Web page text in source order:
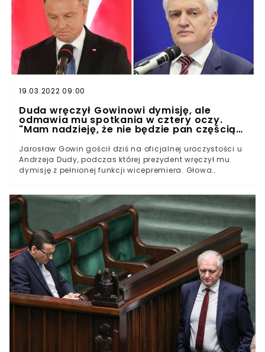
19.03.2022 09:00
Duda wręczył Gowinowi dymisję, ale
odmawia mu spotkania w cztery oczy.
"Mam nadzieję, że nie będzie pan częścią
totalnej opozycji"
Jarosław Gowin gościł dziś na oficjalnej uroczystości u
Andrzeja Dudy, podczas której prezydent wręczył mu
dymisję z pełnionej funkcji wicepremiera. Głowa
wycofany ze swojego stanowiska.